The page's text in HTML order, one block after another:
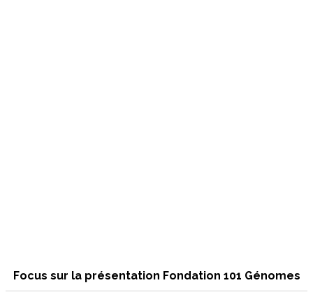
Focus sur la présentation Fondation 101 Génomes